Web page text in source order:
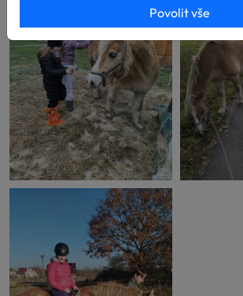
Povolit vše